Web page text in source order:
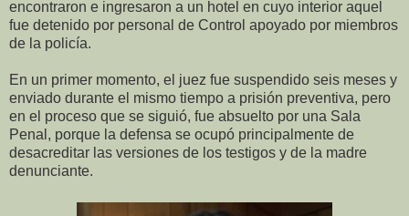
encontraron e ingresaron a un hotel en cuyo interior aquel
fue detenido por personal de Control apoyado por miembros
de la policía.
En un primer momento, el juez fue suspendido seis meses y
enviado durante el mismo tiempo a prisión preventiva, pero
en el proceso que se siguió, fue absuelto por una Sala
Penal, porque la defensa se ocupó principalmente de
desacreditar las versiones de los testigos y de la madre
denunciante.